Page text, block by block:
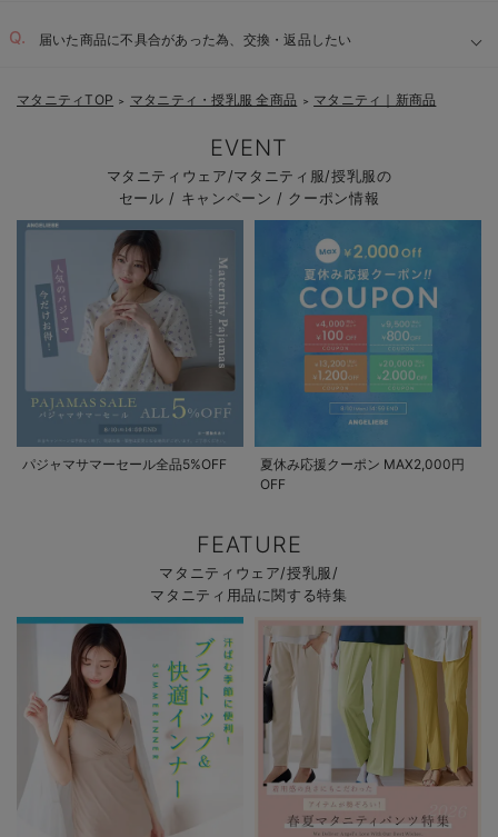
届いた商品に不具合があった為、交換・返品したい
マタニティTOP ＞ マタニティ・授乳服 全商品 ＞ マタニティ｜新商品
EVENT
マタニティウェア/マタニティ服/授乳服の
セール / キャンペーン / クーポン情報
パジャマサマーセール全品5%OFF
夏休み応援クーポン MAX2,000円
OFF
FEATURE
マタニティウェア/授乳服/
マタニティ用品に関する特集